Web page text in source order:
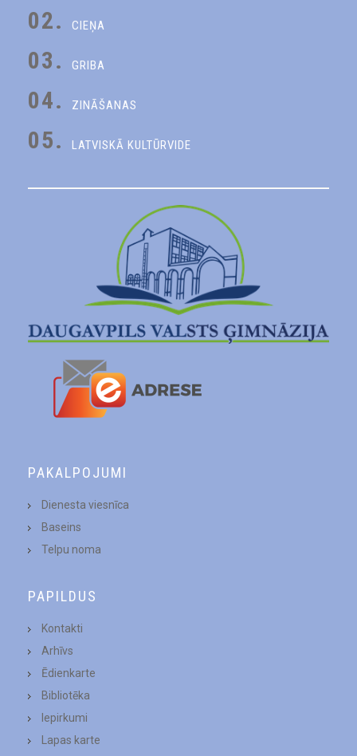
02. CIEŅA
03. GRIBA
04. ZINĀŠANAS
05. LATVISKĀ KULTŪRVIDE
PAKALPOJUMI
Dienesta viesnīca
Baseins
Telpu noma
PAPILDUS
Kontakti
Arhīvs
Ēdienkarte
Bibliotēka
Iepirkumi
Lapas karte